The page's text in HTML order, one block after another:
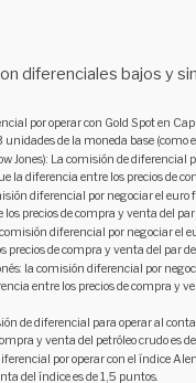
diferenciales bajos y
por operar con Gold Spot en
de la moneda base (como
Jones): La comisión de diferencial
la diferencia entre los precios de
diferencial por negociar el
precios de compra y venta del
diferencial por negociar
precios de compra y venta del par
la comisión diferencial por
entre los precios de compra y
de diferencial para operar al
y venta del petróleo crudo es
por operar con el índice
del índice es de 1,5 puntos.